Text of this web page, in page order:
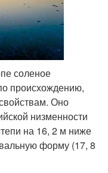
соленое
происхождению,
Оно
низменности
на 16, 2 м ниже
форму (17, 8